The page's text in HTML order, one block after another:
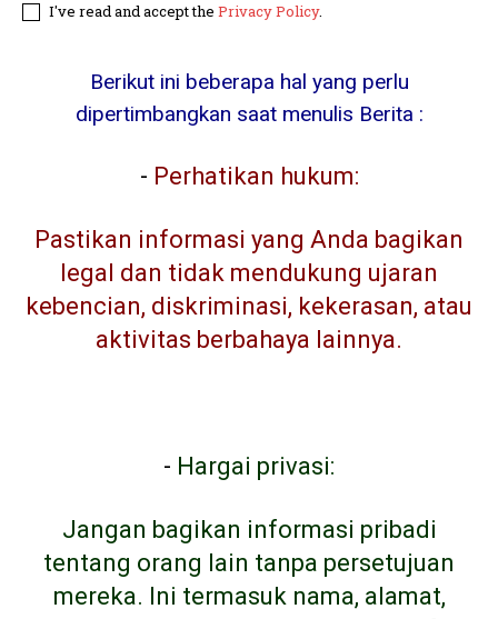
I've read and accept the Privacy Policy.
Berikut ini beberapa hal yang perlu
dipertimbangkan saat menulis Berita :
- Perhatikan hukum:
Pastikan informasi yang Anda bagikan
legal dan tidak mendukung ujaran
kebencian, diskriminasi, kekerasan, atau
aktivitas berbahaya lainnya.
- Hargai privasi:
Jangan bagikan informasi pribadi
tentang orang lain tanpa persetujuan
mereka. Ini termasuk nama, alamat,